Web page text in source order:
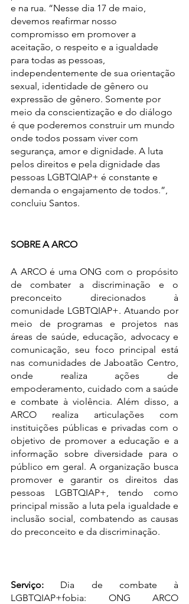
e na rua. “Nesse dia 17 de maio,
devemos reafirmar nosso
compromisso em promover a
aceitação, o respeito e a igualdade
para todas as pessoas,
independentemente de sua orientação
sexual, identidade de gênero ou
expressão de gênero. Somente por
meio da conscientização e do diálogo
é que poderemos construir um mundo
onde todos possam viver com
segurança, amor e dignidade. A luta
pelos direitos e pela dignidade das
pessoas LGBTQIAP+ é constante e
demanda o engajamento de todos.”,
concluiu Santos.
SOBRE A ARCO
A ARCO é uma ONG com o propósito
de combater a discriminação e o
preconceito direcionados à
comunidade LGBTQIAP+. Atuando por
meio de programas e projetos nas
áreas de saúde, educação, advocacy e
comunicação, seu foco principal está
nas comunidades de Jaboatão Centro,
onde realiza ações de
empoderamento, cuidado com a saúde
e combate à violência. Além disso, a
ARCO realiza articulações com
instituições públicas e privadas com o
objetivo de promover a educação e a
informação sobre diversidade para o
público em geral. A organização busca
promover e garantir os direitos das
pessoas LGBTQIAP+, tendo como
principal missão a luta pela igualdade e
inclusão social, combatendo as causas
do preconceito e da discriminação.
Serviço: Dia de combate à
LGBTQIAP+fobia: ONG ARCO